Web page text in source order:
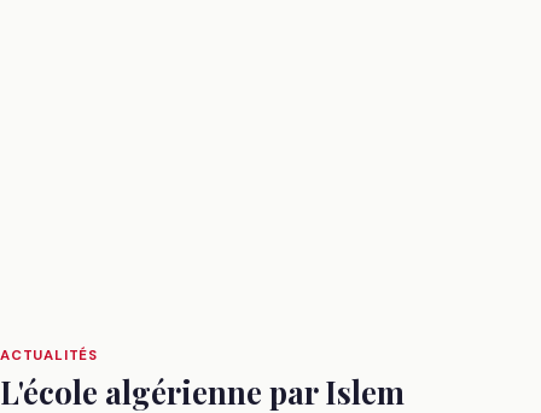
ACTUALITÉS
L'école algérienne par Islem